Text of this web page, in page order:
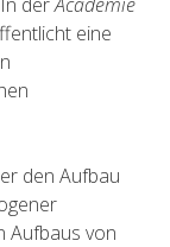
eine
den Aufbau
Aufbaus von